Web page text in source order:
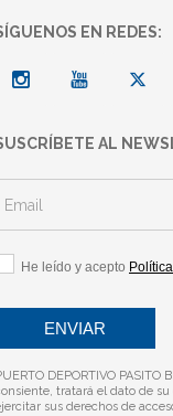
EN REDES:
AL
He leído y acepto
DEPORTIVO PASITO
tratará el dato de
sus derechos de